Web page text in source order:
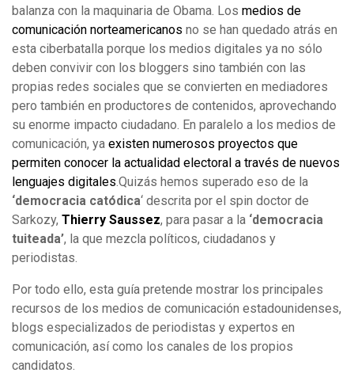
balanza con la maquinaria de Obama. Los medios de
comunicación norteamericanos no se han quedado atrás en
esta ciberbatalla porque los medios digitales ya no sólo
deben convivir con los bloggers sino también con las
propias redes sociales que se convierten en mediadores
pero también en productores de contenidos, aprovechando
su enorme impacto ciudadano. En paralelo a los medios de
comunicación, ya existen numerosos proyectos que
permiten conocer la actualidad electoral a través de nuevos
lenguajes digitales .Quizás hemos superado eso de la
‘democracia catódica‘ descrita por el spin doctor de
Sarkozy, Thierry Saussez, para pasar a la ‘democracia
tuiteada’, la que mezcla políticos, ciudadanos y
periodistas.
Por todo ello, esta guía pretende mostrar los principales
recursos de los medios de comunicación estadounidenses,
blogs especializados de periodistas y expertos en
comunicación, así como los canales de los propios
candidatos.